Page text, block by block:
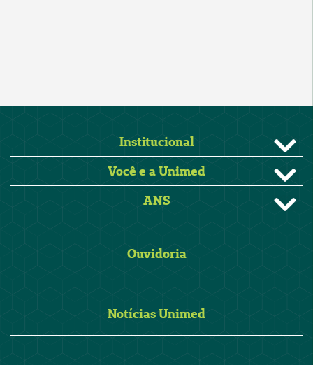
Institucional
Você e a Unimed
ANS
Ouvidoria
Notícias Unimed